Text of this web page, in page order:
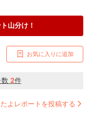
山分け！
お気に入りに追加
2件
よレポートを投稿する